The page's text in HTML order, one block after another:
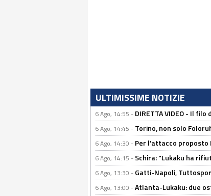
ULTIMISSIME NOTIZIE
6 Ago, 14:55 - DIRETTA VIDEO - Il
6 Ago, 14:45 - Torino, non solo
6 Ago, 14:30 - Per l'attacco proposto
6 Ago, 14:15 - Schira: "Lukaku ha
6 Ago, 13:30 - Gatti-Napoli,
6 Ago, 13:00 -Atlanta-Lukaku: due